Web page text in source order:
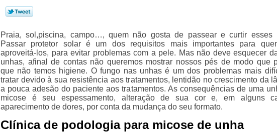
Praia, sol,piscina, campo…, quem não gosta de passear e curtir esses
Passar protetor solar é um dos requisitos mais importantes para
aproveitá-los, para evitar problemas com a pele. Mas não deve esquecer
unhas, afinal de contas não queremos mostrar nossos pés de modo que
que não temos higiene. O fungo nas unhas é um dos problemas mais
tratar devido à sua resistência aos tratamentos, lentidão no crescimento da
a pouca adesão do paciente aos tratamentos. As consequências de uma
micose é seu espessamento, alteração de sua cor e, em alguns
aparecimento de dores, por conta da mudança do seu formato.
Clínica de podologia para micose de unha